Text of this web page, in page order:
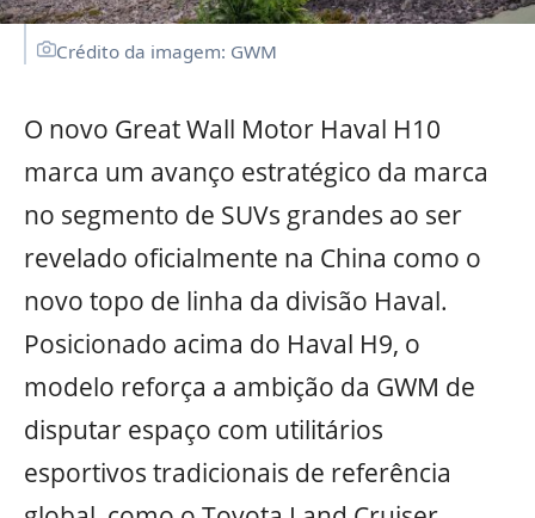
Crédito da imagem: GWM
O novo Great Wall Motor Haval H10
marca um avanço estratégico da marca
no segmento de SUVs grandes ao ser
revelado oficialmente na China como o
novo topo de linha da divisão Haval.
Posicionado acima do Haval H9, o
modelo reforça a ambição da GWM de
disputar espaço com utilitários
esportivos tradicionais de referência